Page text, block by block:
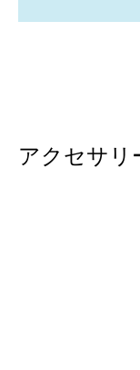
アクセサリ